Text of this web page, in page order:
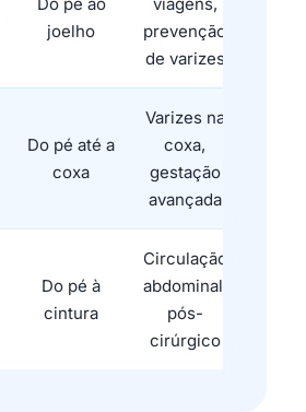
joelho
prevenção
de varizes
Do pé até a
coxa
Varizes na
coxa,
gestação
avançada
Do pé à
cintura
Circulação
abdominal,
pós-
cirúrgico